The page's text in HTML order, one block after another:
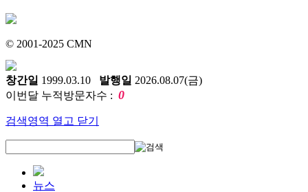
© 2001-2025 CMN
창간일 1999.03.10 발행일 2026.08.07(금)
이번달 누적방문자수 : 0
검색영역 열고 닫기
뉴스